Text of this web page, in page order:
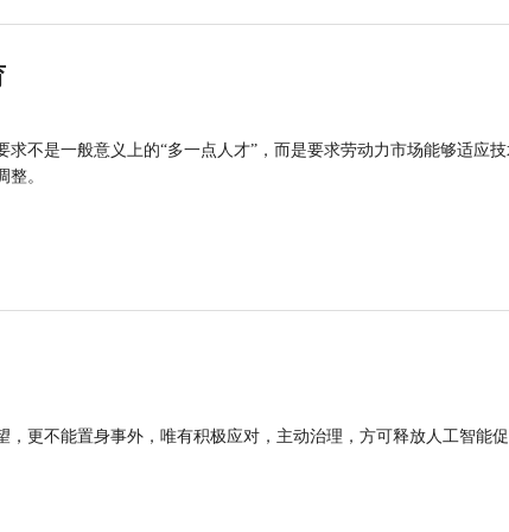
不是一般意义上的“多一点人才”，而是要求劳动力市场能够适应
。
更不能置身事外，唯有积极应对，主动治理，方可释放人工智能